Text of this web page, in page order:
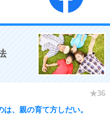
、親の育て方しだい。